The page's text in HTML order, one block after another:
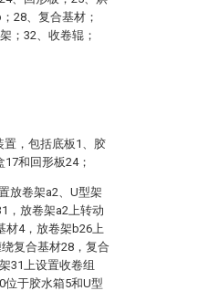
28、复合基材；
；32、收卷辊；
置，包括底板1、胶
和回形板24；
放卷架a2、U型架
，放卷架a2上转动
材4，放卷架b26上
复合基材28，复合
31上设置收卷组
位于胶水箱5和U型